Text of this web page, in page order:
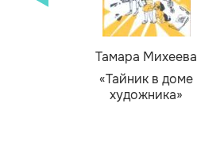
Тамара Михеева
«Тайник в доме
художника»